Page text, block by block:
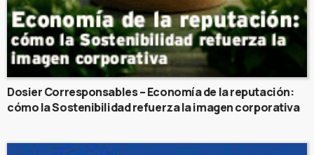
Dosier Corresponsables – Economía de la reputación:
cómo la Sostenibilidad refuerza la imagen corporativa